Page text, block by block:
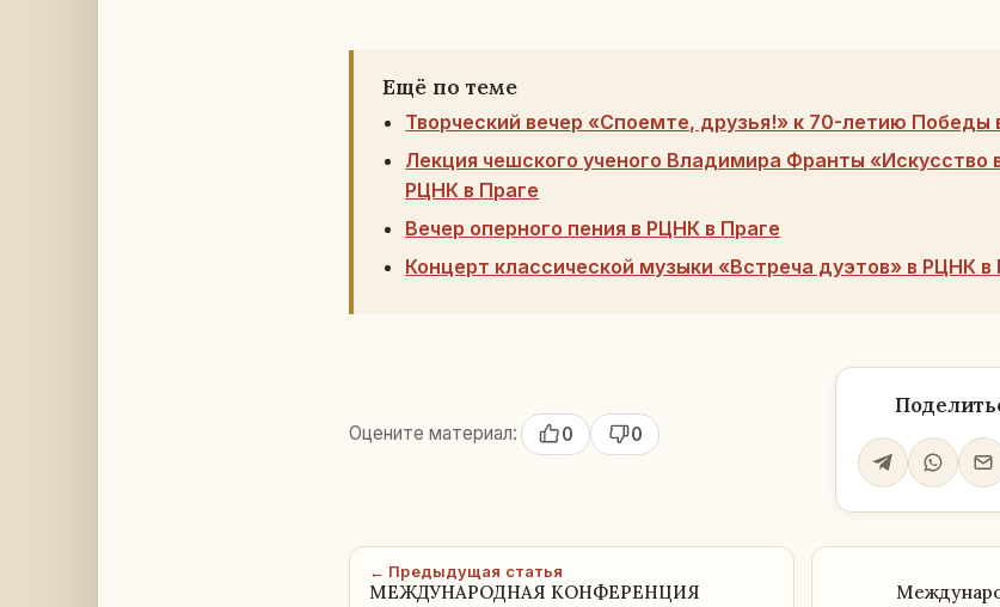
Ещё по теме
Творческий вечер «Споемте, друзья!» к 70-летию Победы
Лекция чешского ученого Владимира Франты «Искусство
РЦНК в Праге
Вечер оперного пения в РЦНК в Праге
Концерт классической музыки «Встреча дуэтов» в РЦНК в
Оцените материал: 0 0
← Предыдущая статья
МЕЖДУНАРОДНАЯ КОНФЕРЕНЦИЯ